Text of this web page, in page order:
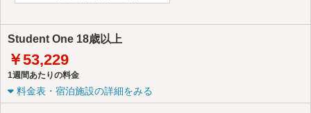
Student One 18歳以上
￥53,229
1週間あたりの料金
料金表・宿泊施設の詳細をみる